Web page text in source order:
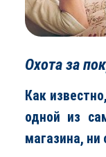
Охота за
Как
одной из
магазина, ни